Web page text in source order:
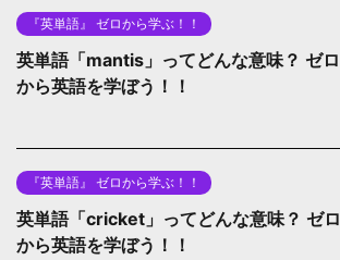
『英単語』 ゼロから学ぶ！！
英単語「mantis」ってどんな意味？ ゼロ
から英語を学ぼう！！
『英単語』 ゼロから学ぶ！！
英単語「cricket」ってどんな意味？ ゼロ
から英語を学ぼう！！